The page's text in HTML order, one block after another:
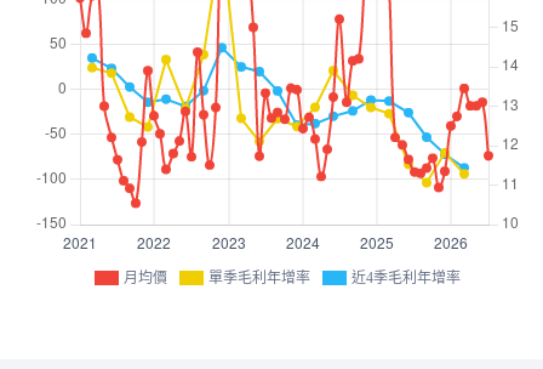
月均價 單季毛利年增率 近4季毛利年增率